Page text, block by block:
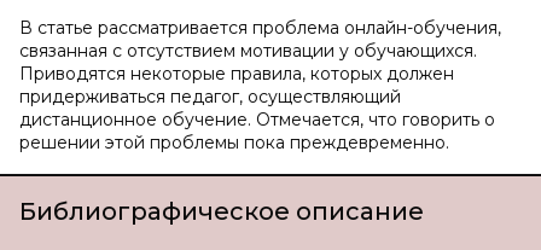
В статье рассматривается проблема онлайн-обучения,
связанная с отсутствием мотивации у обучающихся.
Приводятся некоторые правила, которых должен
придерживаться педагог, осуществляющий
дистанционное обучение. Отмечается, что говорить о
решении этой проблемы пока преждевременно.
Библиографическое описание